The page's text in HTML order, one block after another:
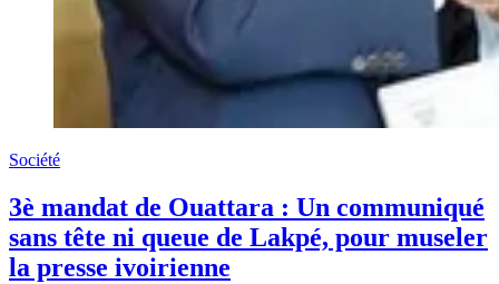
Société
3è mandat de Ouattara : Un communiqué
sans tête ni queue de Lakpé, pour museler
la presse ivoirienne